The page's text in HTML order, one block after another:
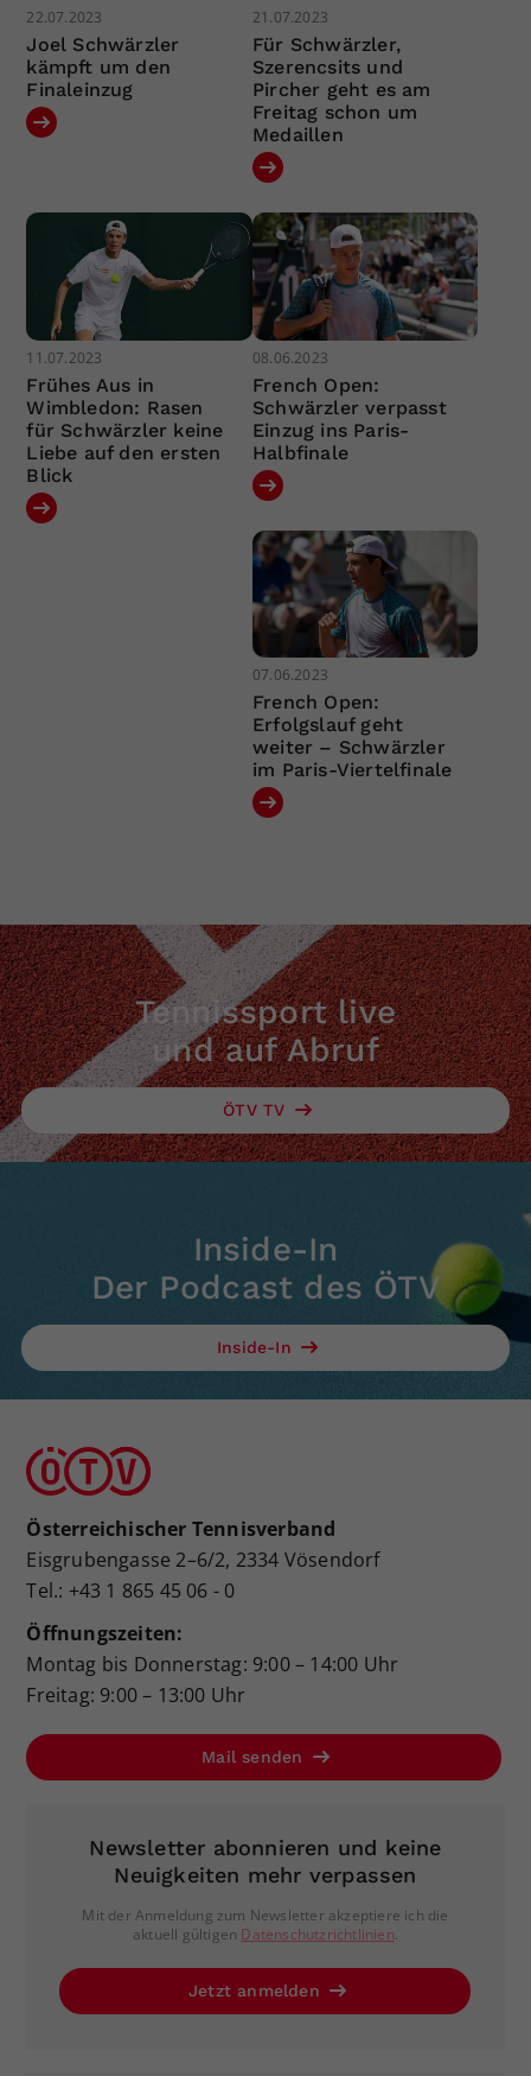
22.07.2023
Joel Schwärzler
kämpft um den
Finaleinzug
21.07.2023
Für Schwärzler,
Szerencsits und
Pircher geht es am
Freitag schon um
Medaillen
11.07.2023
Frühes Aus in
Wimbledon: Rasen
für Schwärzler keine
Liebe auf den ersten
Blick
08.06.2023
French Open:
Schwärzler verpasst
Einzug ins Paris-
Halbfinale
07.06.2023
French Open:
Erfolgslauf geht
weiter – Schwärzler
im Paris-Viertelfinale
Tennissport live
und auf Abruf
ÖTV TV
Inside-In
Der Podcast des ÖTV
Inside-In
Österreichischer Tennisverband
Eisgrubengasse 2–6/2, 2334 Vösendorf
Tel.: +43 1 865 45 06 - 0
Öffnungszeiten:
Montag bis Donnerstag: 9:00 – 14:00 Uhr
Freitag: 9:00 – 13:00 Uhr
Mail senden
Newsletter abonnieren und keine
Neuigkeiten mehr verpassen
Mit der Anmeldung zum Newsletter akzeptiere ich die
aktuell gültigen Datenschutzrichtlinien.
Jetzt anmelden